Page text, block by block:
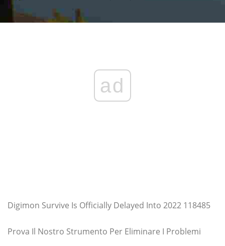
ad
Digimon Survive Is Officially Delayed Into 2022 118485
Prova Il Nostro Strumento Per Eliminare I Problemi